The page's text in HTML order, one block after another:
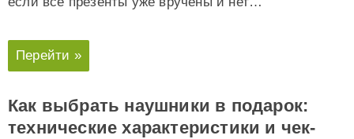
Перейти »
Как выбрать наушники в подарок:
технические характеристики и чек-